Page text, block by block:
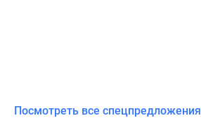
Посмотреть все спецпредложения